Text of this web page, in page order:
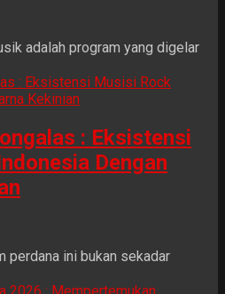
adalah program yang digelar
: Eksistensi
Dengan
perdana ini bukan sekadar